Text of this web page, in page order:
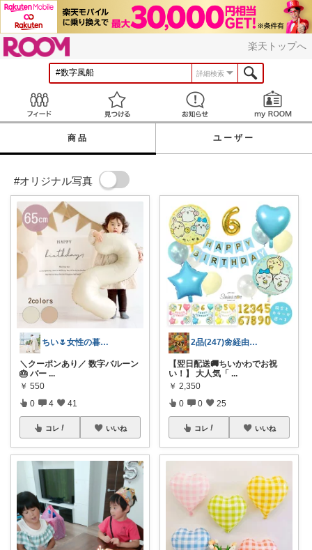
楽天トップへ
詳細検索
見つける お知らせ
商品 ユーザー
#オリジナル写真
ちい🌷女性の暮らしを素敵に🪴
＼クーポンあり／ 数字バルーン
🎂 バー ...
￥ 550
0 4 41
コレ いいね
2品(247)🌼経由購入感謝です🌼
【翌日配送🚚ちいかわでお祝
い！】 大人気「 ...
￥ 2,350
0 0 25
コレ いいね